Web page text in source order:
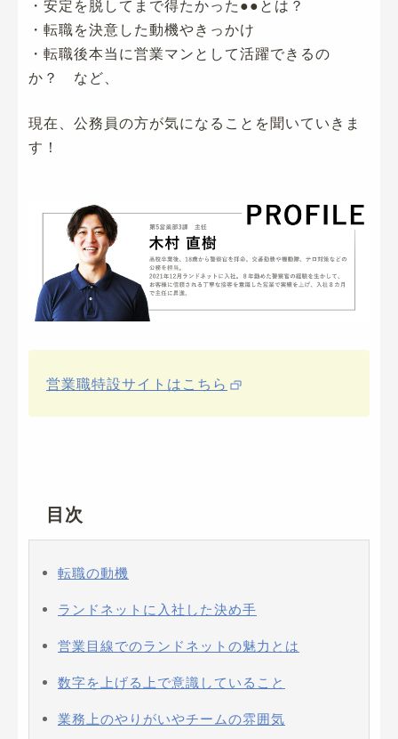
・安定を脱してまで得たかった●●とは？
・転職を決意した動機やきっかけ
・転職後本当に営業マンとして活躍できるの
か？ など、
現在、公務員の方が気になることを聞いていきま
す！
営業職特設サイトはこちら
目次
転職の動機
ランドネットに入社した決め手
営業目線でのランドネットの魅力とは
数字を上げる上で意識していること
業務上のやりがいやチームの雰囲気